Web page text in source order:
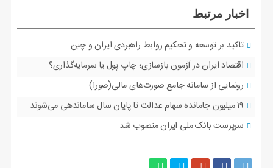
اخبار مرتبط
تاکید بر توسعه و تحکیم روابط راهبردی ایران و چین
اقتصاد ایران در آزمون بازسازی؛ چاپ پول یا سرمایه‌گذاری؟
رونمایی از سامانه جامع صورت‌های مالی(صورا)
۱۹ میلیون جامانده سهام عدالت تا پایان سال ساماندهی می‌شوند
سرپرست بانک ملی ایران منصوب شد